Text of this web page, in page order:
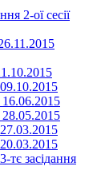
2-ої сесії
09.10.2015
16.06.2015
28.05.2015
27.03.2015
20.03.2015
тє засідання